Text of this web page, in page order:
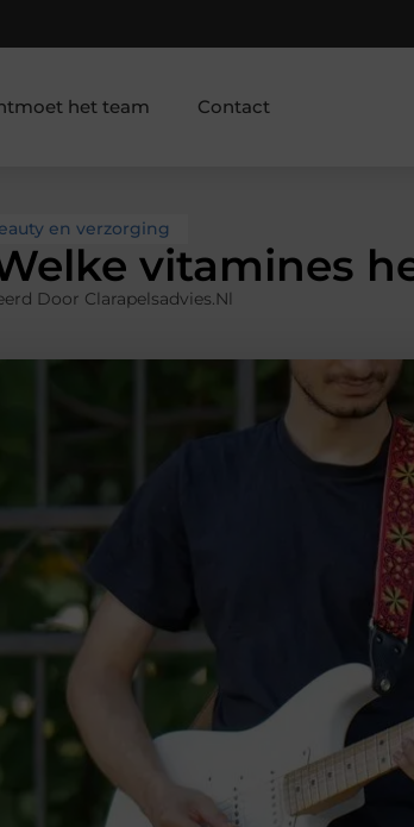
het team Contact
en verzorging
vitamines
Door Clarapelsadvies.nl